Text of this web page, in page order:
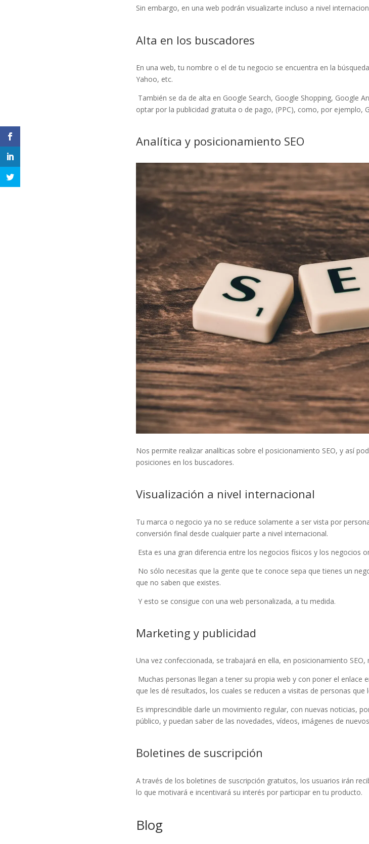
Sin embargo, en una web podrán visualizarte incluso a nivel
Alta en los buscadores
En una web, tu nombre o el de tu negocio se encuentra en la
Yahoo, etc.
También se da de alta en Google Search, Google Shopping, Google
optar por la publicidad gratuita o de pago, (PPC), como, por ejemplo,
Analítica y posicionamiento SEO
Nos permite realizar analíticas sobre el posicionamiento SEO, y así
posiciones en los buscadores.
Visualización a nivel internacional
Tu marca o negocio ya no se reduce solamente a ser vista por
conversión final desde cualquier parte a nivel internacional.
Esta es una gran diferencia entre los negocios físicos y los negocios
No sólo necesitas que la gente que te conoce sepa que tienes un
que no saben que existes.
Y esto se consigue con una web personalizada, a tu medida.
Marketing y publicidad
Una vez confeccionada, se trabajará en ella, en posicionamiento SEO,
Muchas personas llegan a tener su propia web y con poner el enlace
que les dé resultados, los cuales se reducen a visitas de personas que
Es imprescindible darle un movimiento regular, con nuevas noticias,
público, y puedan saber de las novedades, vídeos, imágenes de
Boletines de suscripción
A través de los boletines de suscripción gratuitos, los usuarios irán
lo que motivará e incentivará su interés por participar en tu producto.
Blog